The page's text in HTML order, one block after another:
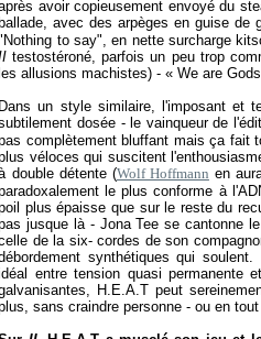
avoir copieusement envoyé du
ballade, avec des arpèges en guise
to say", en nette surcharge
testostéroné, parfois un peu trop
les allusions machistes) - «We are
Dans un style similaire, l'imposant et
dosée - le vainqueur de
complètement bluffant mais ça fait
véloces qui suscitent
double détente (Wolf Hoffmann en
le plus conforme à
plus épaisse que sur le reste du
jusque là - Jona Tee se cantonne
de la six- cordes de son
synthétiques qui
entre tension quasi permanente
H.E.A.T peut
sans craindre personne - ou en